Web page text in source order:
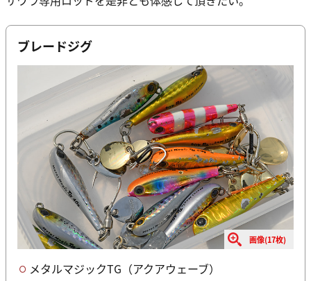
ブレードジグ
画像(17枚)
メタルマジックTG（アクアウェーブ）